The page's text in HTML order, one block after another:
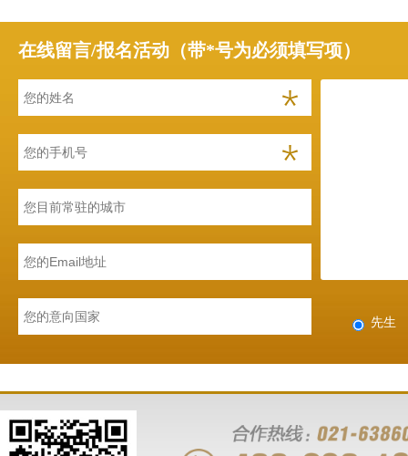
在线留言/报名活动（带*号为必须填写项）
先生